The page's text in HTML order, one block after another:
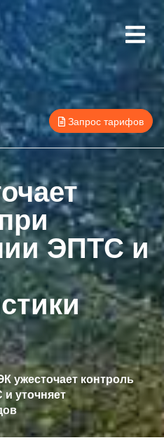
Toggle
Запрос тарифов
ЭПТС и
ужесточает контроль
уточняет